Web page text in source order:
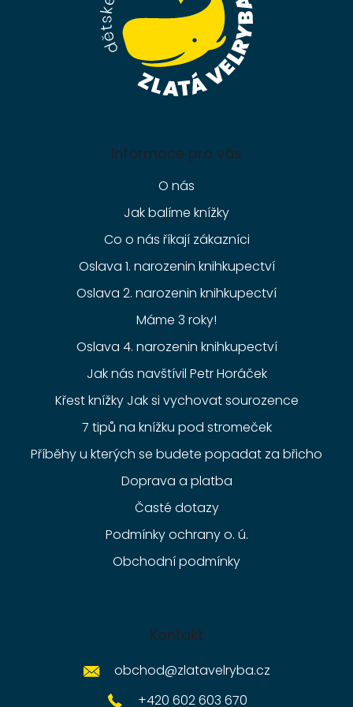
Informace pro vás
O nás
Jak balíme knížky
Co o nás říkají zákazníci
Oslava 1. narozenin knihkupectví
Oslava 2. narozenin knihkupectví
Máme 3 roky!
Oslava 4. narozenin knihkupectví
Jak nás navštívil Petr Horáček
Křest knížky Jak si vychovat sourozence
7 tipů na knížku pod stromeček
Příběhy u kterých se budete popadat za břicho
Doprava a platba
Časté dotazy
Podmínky ochrany o. ú.
Obchodní podmínky
Kontakt
obchod@zlatavelryba.cz
+420 602 603 670